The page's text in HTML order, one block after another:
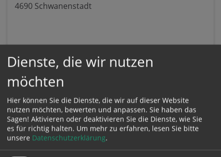
4690 Schwanenstadt
Karte:
Dienste, die wir nutzen
möchten
Hier können Sie die Dienste, die wir auf dieser Website
nutzen möchten, bewerten und anpassen. Sie haben das
Sagen! Aktivieren oder deaktivieren Sie die Dienste, wie Sie
es für richtig halten. Um mehr zu erfahren, lesen Sie bitte
unsere Datenschutzerklärung.